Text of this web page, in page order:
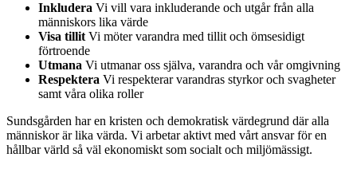
Inkludera Vi vill vara inkluderande och utgår från alla
människors lika värde
Visa tillit Vi möter varandra med tillit och ömsesidigt
förtroende
Utmana Vi utmanar oss själva, varandra och vår omgivning
Respektera Vi respekterar varandras styrkor och svagheter
samt våra olika roller
Sundsgården har en kristen och demokratisk värdegrund där alla
människor är lika värda. Vi arbetar aktivt med vårt ansvar för en
hållbar värld så väl ekonomiskt som socialt och miljömässigt.